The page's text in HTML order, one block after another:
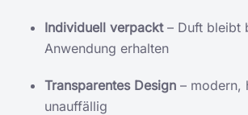
Individuell verpackt– Duft bleibt
Anwendung erhalten
Transparentes Design – modern,
unauffällig